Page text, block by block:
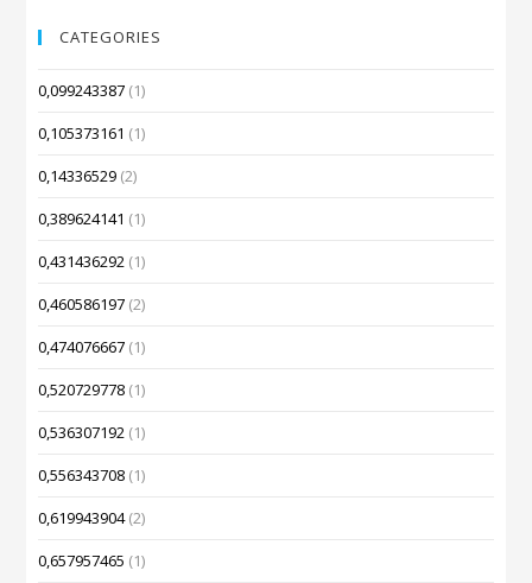
CATEGORIES
0,099243387 (1)
0,105373161 (1)
0,14336529 (2)
0,389624141 (1)
0,431436292 (1)
0,460586197 (2)
0,474076667 (1)
0,520729778 (1)
0,536307192 (1)
0,556343708 (1)
0,619943904(2)
0,657957465 (1)